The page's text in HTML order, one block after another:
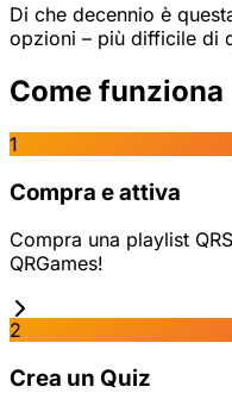
Di che decennio è
opzioni – più difficile di
Come funziona
1
Compra e attiva
Compra una playlist
QRGames!
2
Crea un Quiz